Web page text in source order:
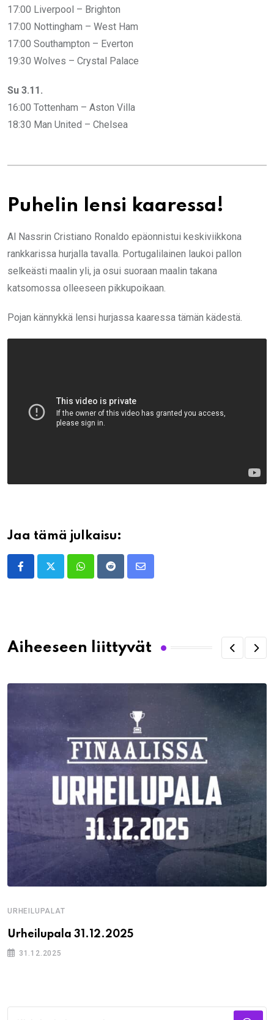
17:00 Liverpool – Brighton
17:00 Nottingham – West Ham
17:00 Southampton – Everton
19:30 Wolves – Crystal Palace
Su 3.11.
16:00 Tottenham – Aston Villa
18:30 Man United – Chelsea
Puhelin lensi kaaressa!
Al Nassrin Cristiano Ronaldo epäonnistui keskiviikkona
rankkarissa hurjalla tavalla. Portugalilainen laukoi pallon
selkeästi maalin yli, ja osui suoraan maalin takana
katsomossa olleeseen pikkupoikaan.
Pojan kännykkä lensi hurjassa kaaressa tämän kädestä.
Jaa tämä julkaisu:
WhatsappRedditShare
Aiheeseen liittyvät
URHEILUPALAT
Urheilupala 31.12.2025
31.12.2025